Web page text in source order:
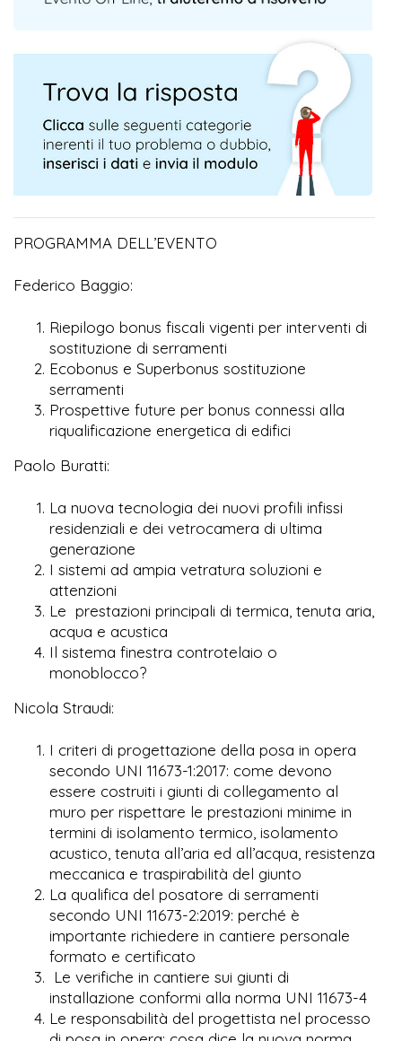
PROGRAMMA DELL’EVENTO
Federico Baggio:
Riepilogo bonus fiscali vigenti per interventi di
sostituzione di serramenti
Ecobonus e Superbonus sostituzione
serramenti
Prospettive future per bonus connessi alla
riqualificazione energetica di edifici
Paolo Buratti:
La nuova tecnologia dei nuovi profili infissi
residenziali e dei vetrocamera di ultima
generazione
I sistemi ad ampia vetratura soluzioni e
attenzioni
Le prestazioni principali di termica, tenuta aria,
acqua e acustica
Il sistema finestra controtelaio o
monoblocco?
Nicola Straudi:
I criteri di progettazione della posa in opera
secondo UNI 11673-1:2017: come devono
essere costruiti i giunti di collegamento al
muro per rispettare le prestazioni minime in
termini di isolamento termico, isolamento
acustico, tenuta all’aria ed all’acqua, resistenza
meccanica e traspirabilità del giunto
La qualifica del posatore di serramenti
secondo UNI 11673-2:2019: perché è
importante richiedere in cantiere personale
formato e certificato
Le verifiche in cantiere sui giunti di
installazione conformi alla norma UNI 11673-4
Le responsabilità del progettista nel processo